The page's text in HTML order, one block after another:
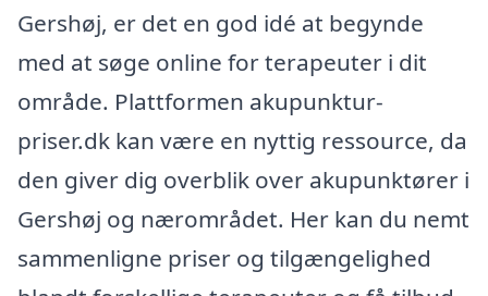
Gershøj, er det en god idé at begynde
med at søge online for terapeuter i dit
område. Plattformen akupunktur-
priser.dk kan være en nyttig ressource, da
den giver dig overblik over akupunktører i
Gershøj og nærområdet. Her kan du nemt
sammenligne priser og tilgængelighed